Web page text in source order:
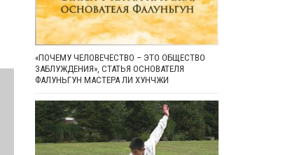
«ПОЧЕМУ ЧЕЛОВЕЧЕСТВО – ЭТО ОБЩЕСТВО
ЗАБЛУЖДЕНИЯ», СТАТЬЯ ОСНОВАТЕЛЯ
ФАЛУНЬГУН МАСТЕРА ЛИ ХУНЧЖИ